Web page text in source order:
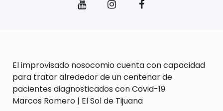
El improvisado nosocomio cuenta con capacidad
para tratar alrededor de un centenar de
pacientes diagnosticados con Covid-19
Marcos Romero | El Sol de Tijuana